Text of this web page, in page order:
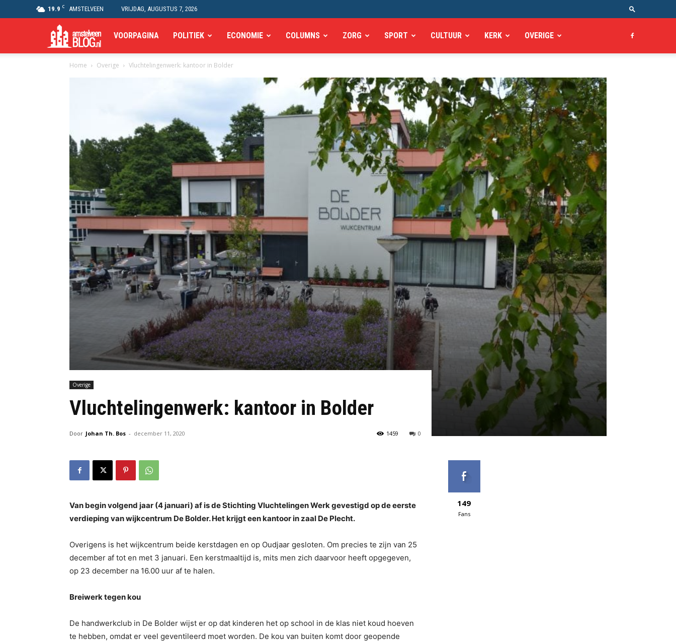
19.9 C AMSTELVEEN VRIJDAG, AUGUSTUS 7, 2026
Amstelveen
Blog
VOORPAGINA POLITIEK ECONOMIE COLUMNS ZORG SPORT CULTUUR KERK OVERIGE
Home Overige Vluchtelingenwerk: kantoor in Bolder
Overige
Vluchtelingenwerk: kantoor in Bolder
Door Johan Th. Bos - december 11, 2020 0
1459
Van begin volgend jaar (4 januari) af is de Stichting Vluchtelingen Werk gevestigd op de eerste
verdieping van wijkcentrum De Bolder. Het krijgt een kantoor in zaal De Plecht.
Overigens is het wijkcentrum beide kerstdagen en op Oudjaar gesloten. Om precies te zijn van 25
december af tot en met 3 januari. Een kerstmaaltijd is, mits men zich daarvoor heeft opgegeven,
op 23 december na 16.00 uur af te halen.
Breiwerk tegen kou
De handwerkclub in De Bolder wijst er op dat kinderen het op school in de klas niet koud hoeven
te hebben, omdat er veel geventileerd moet worden. De kou van buiten komt door geopende
149
Fans